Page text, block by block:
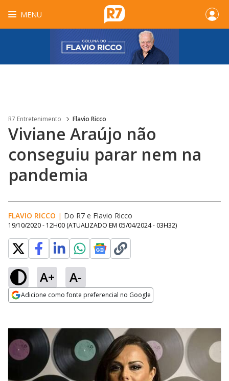
MENU
R7 Entretenimento Flavio Ricco
Viviane Araújo não
conseguiu parar nem na
pandemia
FLAVIO RICCO | Do R7 e Flavio Ricco
19/10/2020 - 12H00 (ATUALIZADO EM 05/04/2024 - 03H32)
A+ A-
Adicione como fonte preferencial no Google